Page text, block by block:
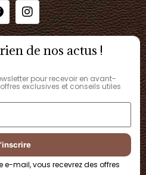
de nos actus !
pour recevoir en avant-
exclusives et conseils utiles
e-mail, vous recevrez des offres